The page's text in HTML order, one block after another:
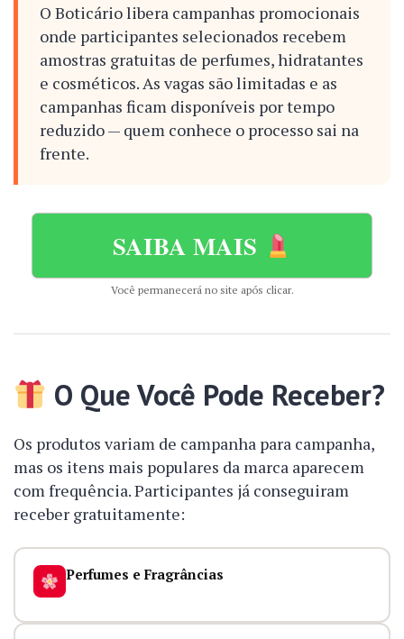
O Boticário libera campanhas promocionais
onde participantes selecionados recebem
amostras gratuitas de perfumes, hidratantes
e cosméticos. As vagas são limitadas e as
campanhas ficam disponíveis por tempo
reduzido — quem conhece o processo sai na
frente.
SAIBA MAIS
Você permanecerá no site após clicar.
O Que Você Pode Receber?
Os produtos variam de campanha para campanha,
mas os itens mais populares da marca aparecem
com frequência. Participantes já conseguiram
receber gratuitamente:
Perfumes e Fragrâncias